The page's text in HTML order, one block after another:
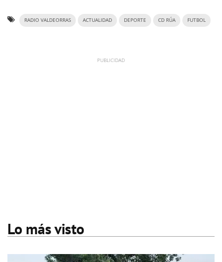
RADIO VALDEORRAS ACTUALIDAD DEPORTE CD RÚA FUTBOL
Lo más visto